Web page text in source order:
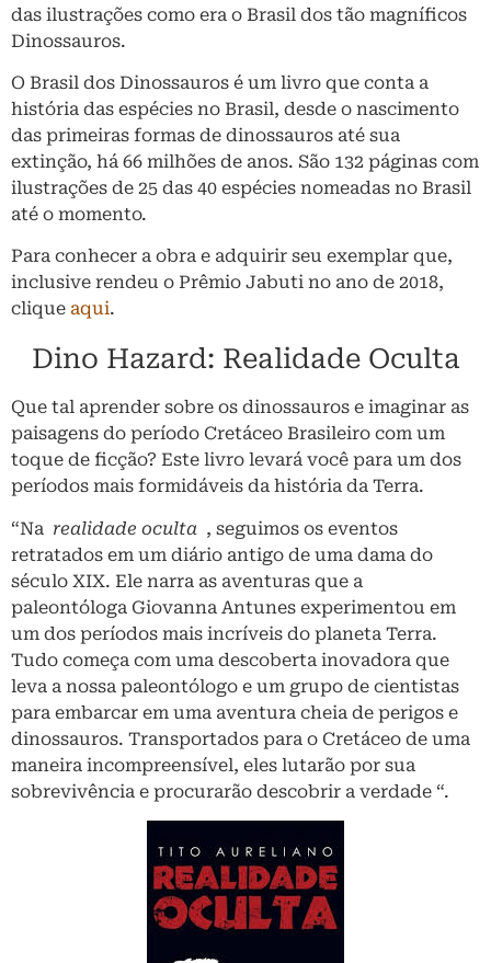
das ilustrações como era o Brasil dos tão magníficos
Dinossauros.
O Brasil dos Dinossauros é um livro que conta a
história das espécies no Brasil, desde o nascimento
das primeiras formas de dinossauros até sua
extinção, há 66 milhões de anos. São 132 páginas com
ilustrações de 25 das 40 espécies nomeadas no Brasil
até o momento.
Para conhecer a obra e adquirir seu exemplar que,
inclusive rendeu o Prêmio Jabuti no ano de 2018,
clique aqui.
Dino Hazard: Realidade Oculta
Que tal aprender sobre os dinossauros e imaginar as
paisagens do período Cretáceo Brasileiro com um
toque de ficção? Este livro levará você para um dos
períodos mais formidáveis da história da Terra.
“Na realidade oculta , seguimos os eventos
retratados em um diário antigo de uma dama do
século XIX. Ele narra as aventuras que a
paleontóloga Giovanna Antunes experimentou em
um dos períodos mais incríveis do planeta Terra.
Tudo começa com uma descoberta inovadora que
leva a nossa paleontólogo e um grupo de cientistas
para embarcar em uma aventura cheia de perigos e
dinossauros. Transportados para o Cretáceo de uma
maneira incompreensível, eles lutarão por sua
sobrevivência e procurarão descobrir a verdade “.